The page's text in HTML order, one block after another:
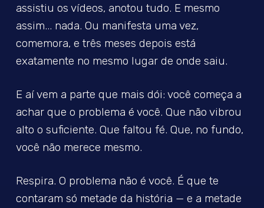
assistiu os vídeos, anotou tudo. E mesmo
assim... nada. Ou manifesta uma vez,
comemora, e três meses depois está
exatamente no mesmo lugar de onde saiu.
E aí vem a parte que mais dói: você começa a
achar que o problema é você. Que não vibrou
alto o suficiente. Que faltou fé. Que, no fundo,
você não merece mesmo.
Respira. O problema não é você. É que te
contaram só metade da história — e a metade